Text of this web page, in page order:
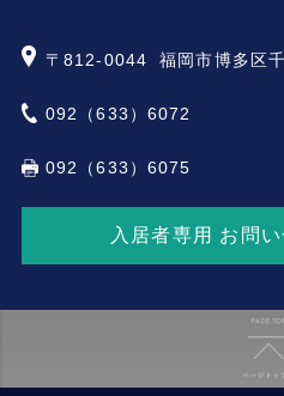
〒812-0044 福岡市博多区
092（633）6072
092（633）6075
入居者専用 お問